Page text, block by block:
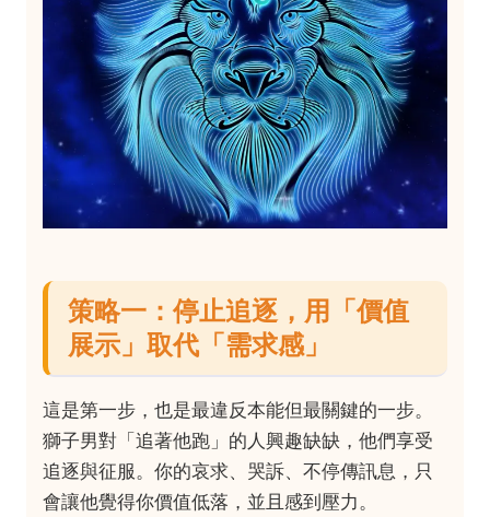
策略一：停止追逐，用「價值
展示」取代「需求感」
這是第一步，也是最違反本能但最關鍵的一步。
獅子男對「追著他跑」的人興趣缺缺，他們享受
追逐與征服。你的哀求、哭訴、不停傳訊息，只
會讓他覺得你價值低落，並且感到壓力。